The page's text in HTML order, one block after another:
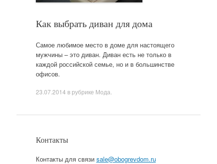
Как выбрать диван для дома
Самое любимое место в доме для настоящего
мужчины – это диван. Диван есть не только в
каждой российской семье, но и в большинстве
офисов.
23.07.2014 в рубрике Мода
Контакты
Контакты для связи sale@obogrevdom.ru